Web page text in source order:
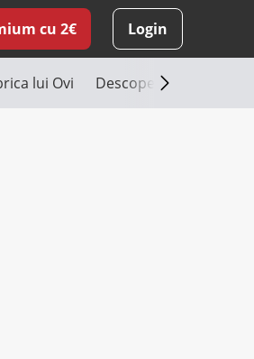
cu 2€ Login
lui Ovi Descoperă România